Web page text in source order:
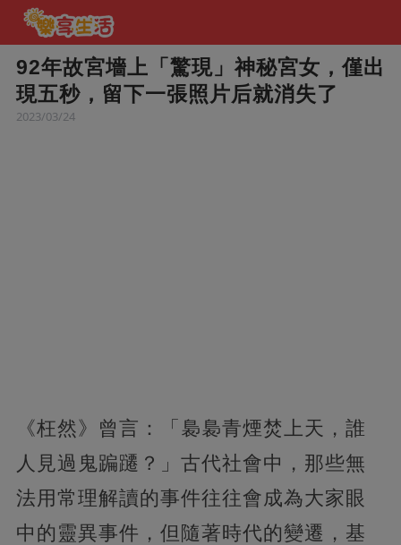
92年故宮墻上「驚現」神秘宮女，僅出
現五秒，留下一張照片后就消失了
2023/03/24
《枉然》曾言：「裊裊青煙焚上天，誰
人見過鬼蹁躚？」古代社會中，那些無
法用常理解讀的事件往往會成為大家眼
中的靈異事件，但隨著時代的變遷，基